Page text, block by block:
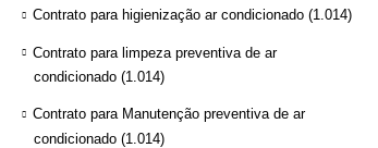
Contrato para higienização ar condicionado (1.014)
Contrato para limpeza preventiva de ar
condicionado (1.014)
Contrato para Manutenção preventiva de ar
condicionado (1.014)